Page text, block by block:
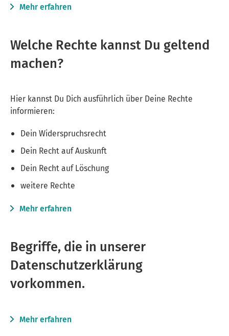
Mehr erfahren
Welche Rechte kannst Du geltend
machen?
Hier kannst Du Dich ausführlich über Deine Rechte
informieren:
Dein Widerspruchsrecht
Dein Recht auf Auskunft
Dein Recht auf Löschung
weitere Rechte
Mehr erfahren
Begriffe, die in unserer
Datenschutzerklärung
vorkommen.
Mehr erfahren